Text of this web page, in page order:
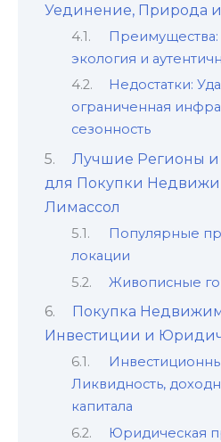
Уединение, Природа
экология и
Недостатки:
ограниченная
сезонность
Лучшие Регионы и
для Покупки
Лимассол
Популярные
локации
Живописные
Покупка
Инвестиции и
Ликвидность,
капитала
Юридическая